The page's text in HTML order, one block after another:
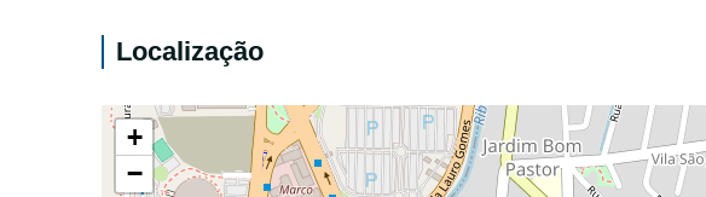
Localização
+
−